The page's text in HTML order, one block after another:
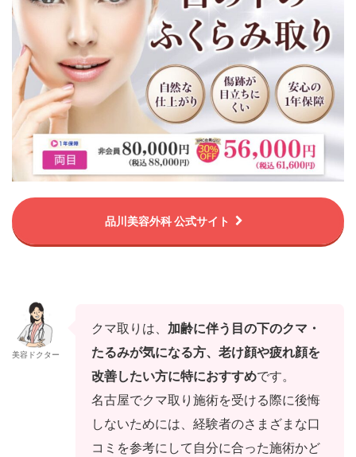
品川美容外科 公式サイト
美容ドクター
クマ取りは、 加齢に伴う目の下のクマ・
たるみが気になる方、老け顔や疲れ顔を
改善したい方に特におすすめです。
名古屋でクマ取り施術を受ける際に後悔
しないためには、経験者のさまざまな口
コミを参考にして自分に合った施術かど